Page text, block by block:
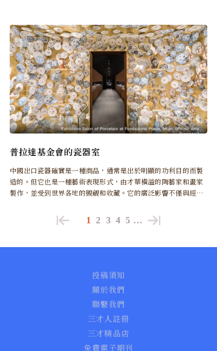
普拉達基金會的瓷器室
中國出口瓷器確實是一種商品，通常是出於明顯的功利目的而製
造的。但它也是一種藝術表現形式，由才華橫溢的陶藝家和畫家
製作，並受到世界各地的覬覦和收藏。它的廣泛影響不僅與經濟
1 2 3 4 5 …
投稿須知
關於我們
聯繫我們
三才人註冊
三才精品店
免費電子期刊